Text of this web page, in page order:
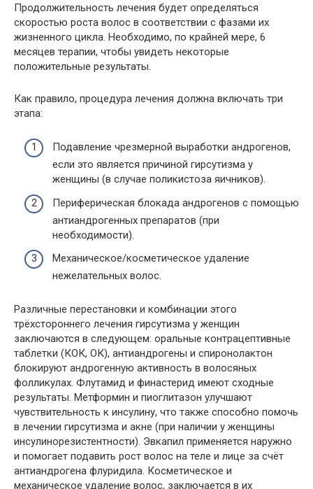
Продолжительность лечения будет определяться
скоростью роста волос в соответствии с фазами их
жизненного цикла. Необходимо, по крайней мере, 6
месяцев терапии, чтобы увидеть некоторые
положительные результаты.
Как правило, процедура лечения должна включать три
этапа:
Подавление чрезмерной выработки андрогенов,
если это является причиной гирсутизма у
женщины (в случае поликистоза яичников).
Периферическая блокада андрогенов с помощью
антиандрогенных препаратов (при
необходимости).
Механическое/косметическое удаление
нежелательных волос.
Различные перестановки и комбинации этого
трёхстороннего лечения гирсутизма у женщин
заключаются в следующем: оральные контрацептивные
таблетки (КОК, ОК), антиандрогены и спиронолактон
блокируют андрогенную активность в волосяных
фолликулах. Флутамид и финастерид имеют сходные
результаты. Метформин и пиоглитазон улучшают
чувствительность к инсулину, что также способно помочь
в лечении гирсутизма и акне (при наличии у женщины
инсулинорезистентности). Эвкапил применяется наружно
и помогает подавить рост волос на теле и лице за счёт
антиандрогена флуридила. Косметическое и
механическое удаление волос, заключается в их